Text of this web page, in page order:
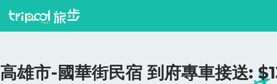
高雄市-國華街民宿 到府專車接送: